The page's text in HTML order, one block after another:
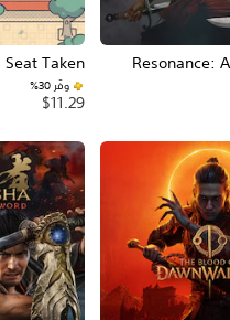
Resonance:
Taken?
وفّر 30%‏
$11.29